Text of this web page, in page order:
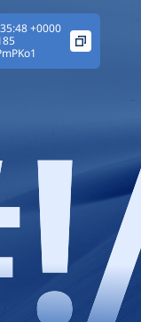
+0000